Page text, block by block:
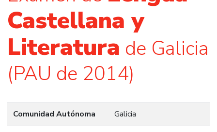
Castellana y
Literatura de Galicia
(PAU de 2014)
Comunidad Autónoma Galicia